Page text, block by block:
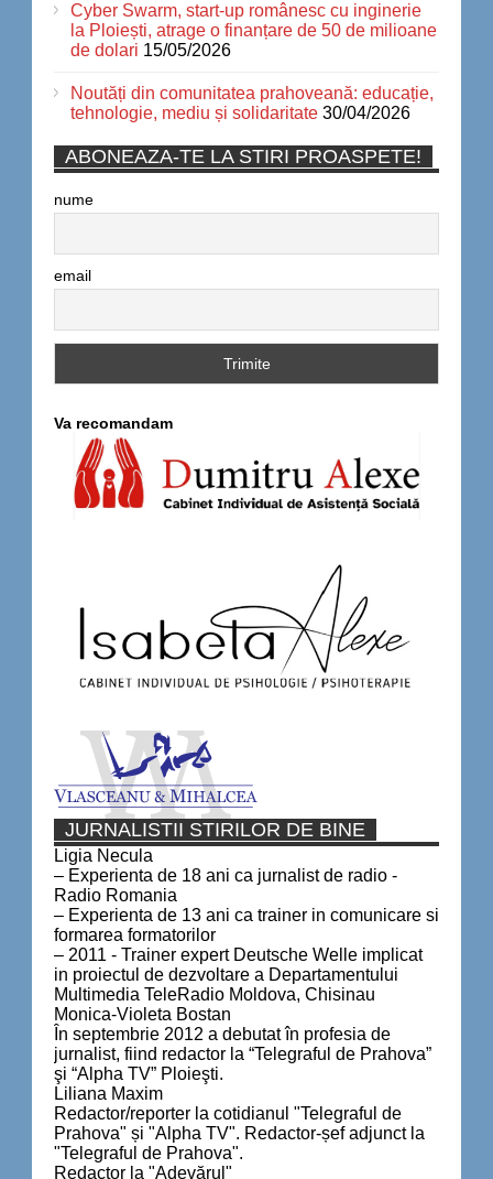
Cyber Swarm, start-up românesc cu inginerie
la Ploiești, atrage o finanțare de 50 de milioane
de dolari 15/05/2026
Noutăți din comunitatea prahoveană: educație,
tehnologie, mediu și solidaritate 30/04/2026
ABONEAZA-TE LA STIRI PROASPETE!
nume
email
Va recomandam
JURNALISTII STIRILOR DE BINE
Ligia Necula
– Experienta de 18 ani ca jurnalist de radio -
Radio Romania
– Experienta de 13 ani ca trainer in comunicare si
formarea formatorilor
– 2011 - Trainer expert Deutsche Welle implicat
in proiectul de dezvoltare a Departamentului
Multimedia TeleRadio Moldova, Chisinau
Monica-Violeta Bostan
În septembrie 2012 a debutat în profesia de
jurnalist, fiind redactor la “Telegraful de Prahova”
şi “Alpha TV” Ploieşti.
Liliana Maxim
Redactor/reporter la cotidianul "Telegraful de
Prahova" și "Alpha TV". Redactor-șef adjunct la
"Telegraful de Prahova".
Redactor la "Adevărul"